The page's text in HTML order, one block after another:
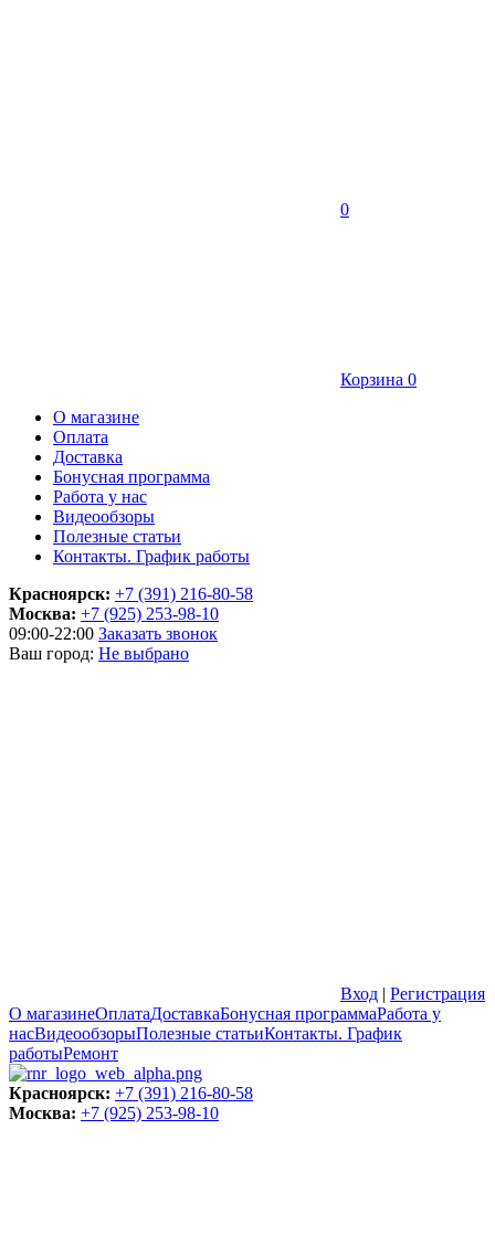
0
Корзина 0
О магазине
Оплата
Доставка
Бонусная программа
Работа у нас
Видеообзоры
Полезные статьи
Контакты. График работы
Красноярск: +7 (391) 216-80-58
Москва: +7 (925) 253-98-10
09:00-22:00 Заказать звонок
Ваш город: Не выбрано
Вход | Регистрация
О магазинеОплатаДоставкаБонусная программаРабота у
насВидеообзорыПолезные статьиКонтакты. График
работыРемонт
Красноярск: +7 (391) 216-80-58
Москва: +7 (925) 253-98-10